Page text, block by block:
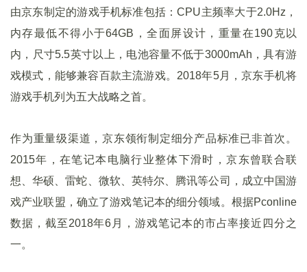
由京东制定的游戏手机标准包括：CPU主频率大于2.0Hz，
内存最低不得小于64GB，全面屏设计，重量在190克以
内，尺寸5.5英寸以上，电池容量不低于3000mAh，具有游
戏模式，能够兼容百款主流游戏。2018年5月，京东手机将
游戏手机列为五大战略之首。
作为重量级渠道，京东领衔制定细分产品标准已非首次。
2015年，在笔记本电脑行业整体下滑时，京东曾联合联
想、华硕、雷蛇、微软、英特尔、腾讯等公司，成立中国游
戏产业联盟，确立了游戏笔记本的细分领域。根据Pconline
数据，截至2018年6月，游戏笔记本的市占率接近四分之
一。